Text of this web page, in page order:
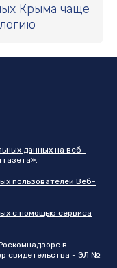
Крыма чаще
данных на веб-
пользователей Веб-
с помощью сервиса
в
свидетельства - ЭЛ №